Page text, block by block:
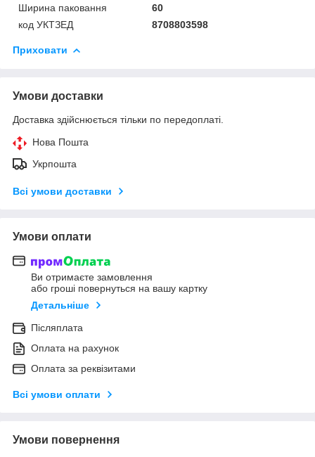
Ширина паковання
60
код УКТЗЕД
8708803598
Приховати
Умови доставки
Доставка здійснюється тільки по передоплаті.
Нова Пошта
Укрпошта
Всі умови доставки
Умови оплати
Ви отримаєте замовлення
або гроші повернуться на вашу картку
Детальніше
Післяплата
Оплата на рахунок
Оплата за реквізитами
Всі умови оплати
Умови повернення